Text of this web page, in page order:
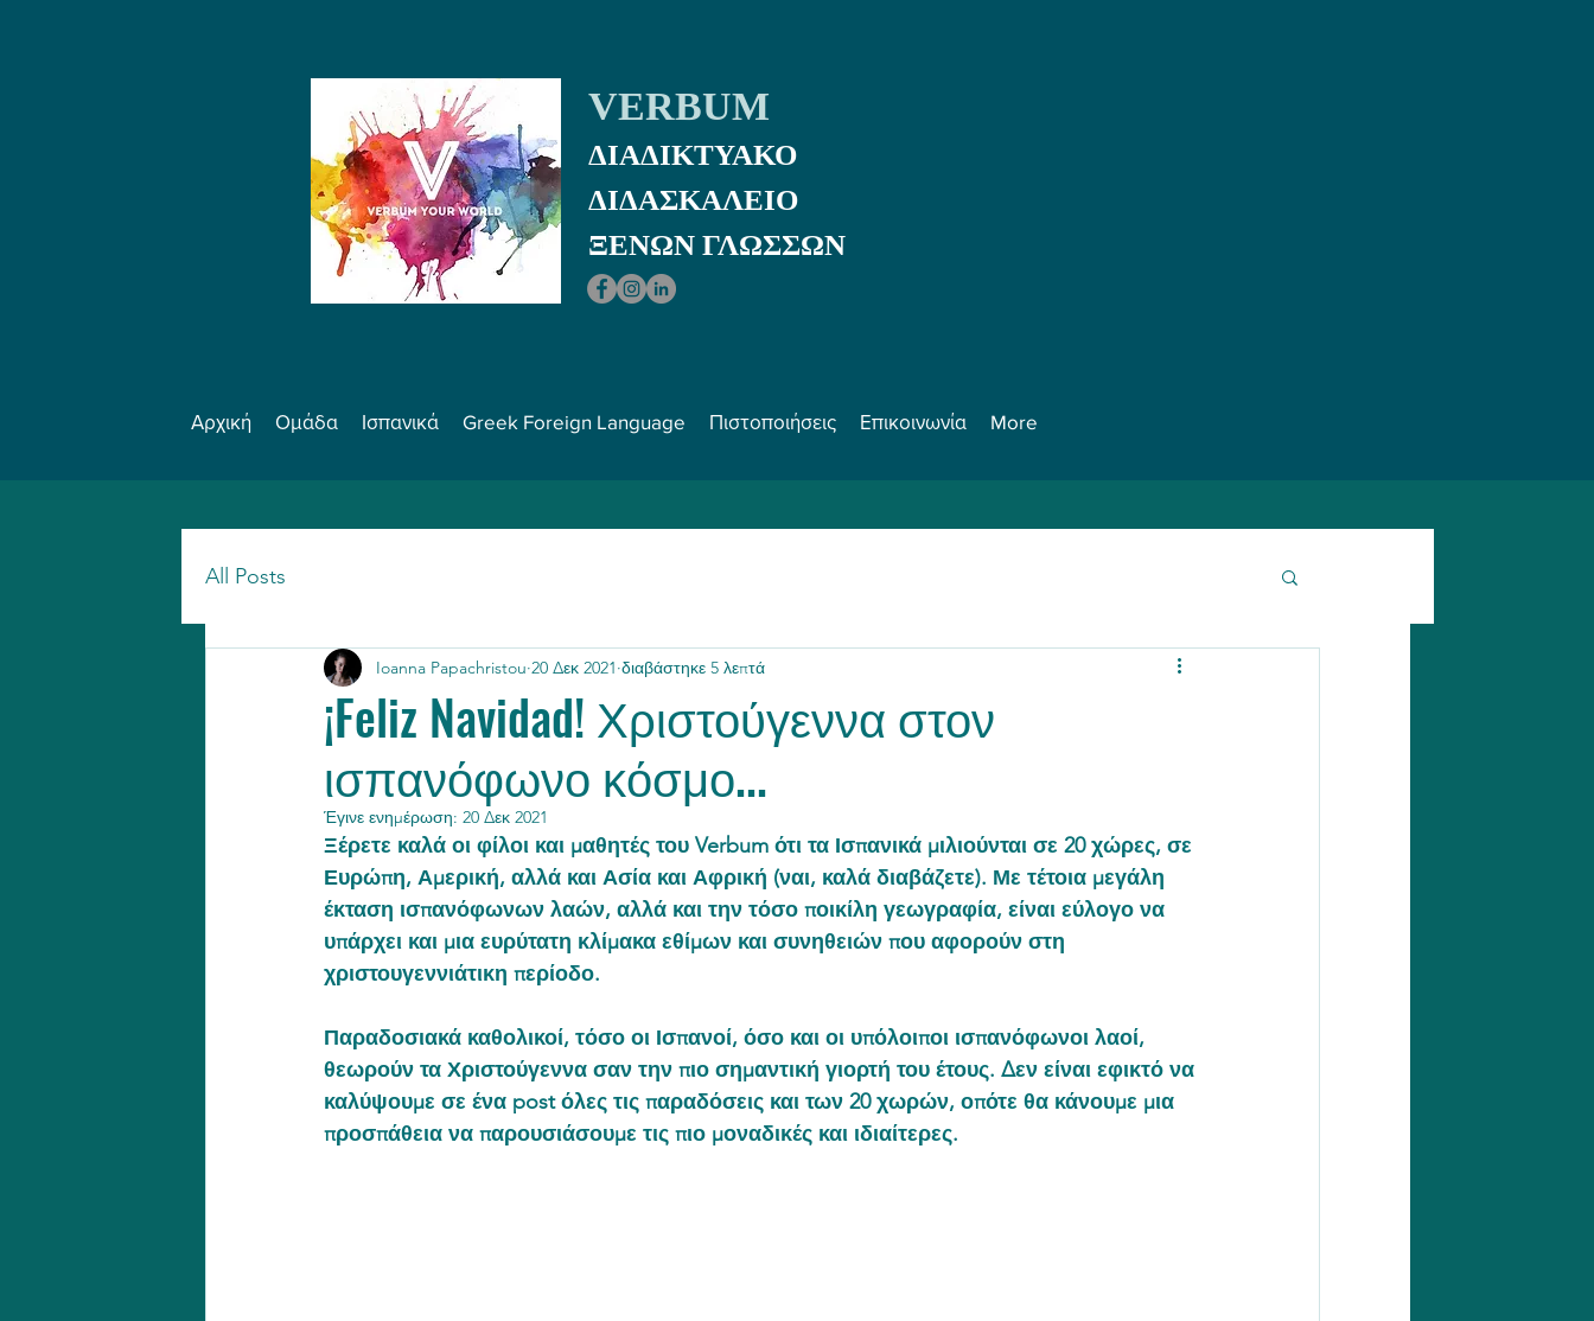
VERBUM
ΔΙΑΔΙΚΤΥΑΚΟ
ΔΙΔΑΣΚΑΛEIO
ΞΕΝΩΝ ΓΛΩΣΣΩΝ
Αρχική Ομάδα Ισπανικά Greek Foreign Language Πιστοποιήσεις Επικοινωνία More
All Posts
¡Feliz Navidad! Χριστούγεννα στον
ισπανόφωνο κόσμο...
Ioanna Papachristou 20 Δεκ 2021 διαβάστηκε 5 λεπτά
Έγινε ενημέρωση: 20 Δεκ 2021
Ξέρετε καλά οι φίλοι και μαθητές του Verbum ότι τα Ισπανικά μιλιούνται σε 20 χώρες, σε
Ευρώπη, Αμερική, αλλά και Ασία και Αφρική (ναι, καλά διαβάζετε). Με τέτοια μεγάλη
έκταση ισπανόφωνων λαών, αλλά και την τόσο ποικίλη γεωγραφία, είναι εύλογο να
υπάρχει και μια ευρύτατη κλίμακα εθίμων και συνηθειών που αφορούν στη
χριστουγεννιάτικη περίοδο.
Παραδοσιακά καθολικοί, τόσο οι Ισπανοί, όσο και οι υπόλοιποι ισπανόφωνοι λαοί,
θεωρούν τα Χριστούγεννα σαν την πιο σημαντική γιορτή του έτους. Δεν είναι εφικτό να
καλύψουμε σε ένα post όλες τις παραδόσεις και των 20 χωρών, οπότε θα κάνουμε μια
προσπάθεια να παρουσιάσουμε τις πιο μοναδικές και ιδιαίτερες.